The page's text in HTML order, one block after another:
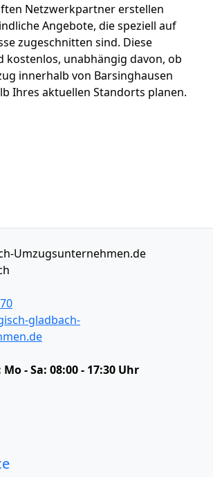
Netzwerkpartner erstellen
Angebote, die speziell auf
zugeschnitten sind. Diese
kostenlos, unabhängig davon, ob
innerhalb von Barsinghausen
Ihres aktuellen Standorts planen.
Umzugsunternehmen.de
gladbach-
Mo - Sa: 08:00 - 17:30 Uhr